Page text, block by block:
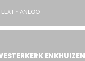
• ANLOO
ENKHUIZEN